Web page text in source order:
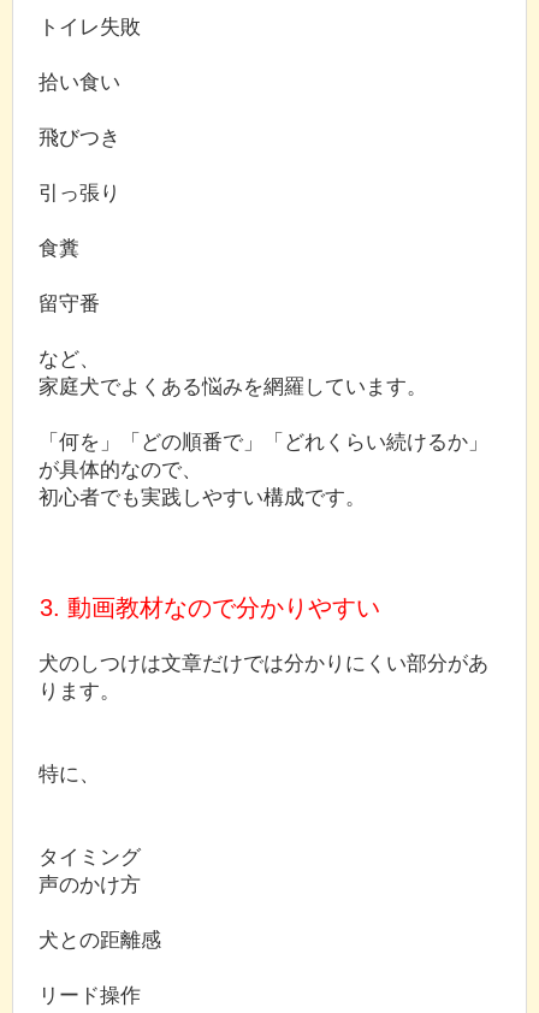
トイレ失敗
拾い食い
飛びつき
引っ張り
食糞
留守番
など、
家庭犬でよくある悩みを網羅しています。
「何を」「どの順番で」「どれくらい続けるか」
が具体的なので、
初心者でも実践しやすい構成です。
3. 動画教材なので分かりやすい
犬のしつけは文章だけでは分かりにくい部分があ
ります。
特に、
タイミング
声のかけ方
犬との距離感
リード操作